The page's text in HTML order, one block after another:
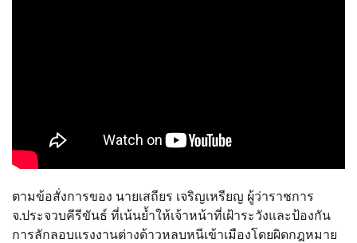
ตามข้อสั่งการของ นายเสถียร เจริญเหรียญ ผู้ว่าราชการ
จ.ประจวบคีรีขันธ์ ที่เน้นย้ำให้เจ้าหน้าที่เฝ้าระวังและป้องกัน
การลักลอบแรงงานต่างด้าวหลบหนีเข้าเมืองโดยผิดกฎหมาย